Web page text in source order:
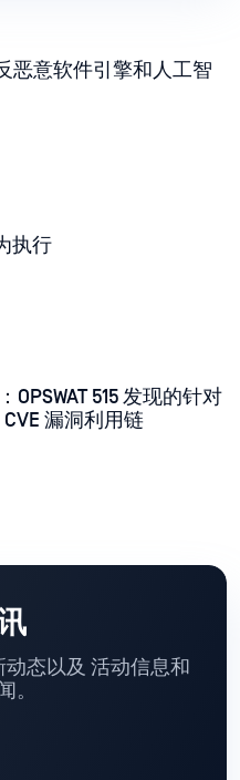
恶意软件引擎和人工智
执行
515 发现的针对
漏洞利用链
动态以及 活动信息和
。